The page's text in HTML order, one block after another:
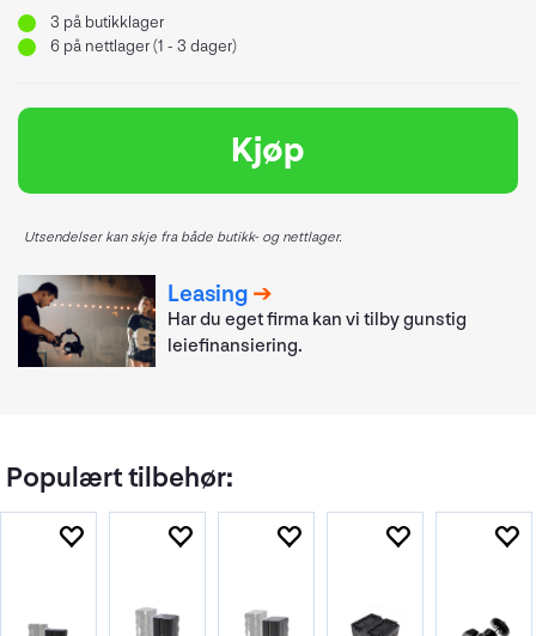
3 på butikklager
6 på nettlager (1 - 3 dager)
Kjøp
Utsendelser kan skje fra både butikk- og nettlager.
Leasing
Har du eget firma kan vi tilby gunstig
leiefinansiering.
Populært tilbehør: